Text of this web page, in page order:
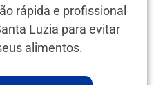
rápida e profissional
Luzia para evitar
alimentos.